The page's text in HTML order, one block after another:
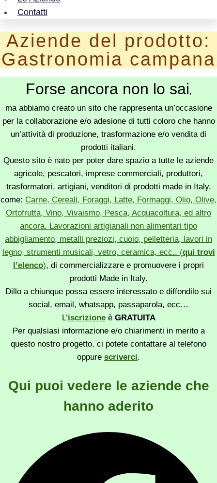
Contatti
Aziende del prodotto:
Gastronomia campana
Forse ancora non lo sai,
ma abbiamo creato un sito che rappresenta un’occasione
per la collaborazione e/o adesione di tutti coloro che hanno
un’attività di produzione, trasformazione e/o vendita di
prodotti italiani.
Questo sito è nato per poter dare spazio a tutte le aziende
agricole, pescatori, imprese commerciali, produttori,
trasformatori, artigiani, venditori di prodotti made in Italy,
come: Carne, Cereali, Foraggi, Latte, Formaggi, Olio, Olive,
Ortofrutta, Vino, Vivaismo, Pesca, Acquacoltura, ed altro
ancora. Lavorazioni artigianali non alimentari tipo
abbigliamento, metalli preziozi, cuoio, pelletteria, lavori in
legno, strumenti musicali, vetro, ceramica, ecc.. (qui trovi
l’elenco), di commercializzare e promuovere i propri
prodotti Made in Italy.
Dillo a chiunque possa essere interessato e diffondilo sui
social, email, whatsapp, passaparola, ecc…
L’iscrizioneè GRATUITA
Per qualsiasi informazione e/o chiarimenti in merito a
questo nostro progetto, ci potete contattare al telefono
oppure scriverci.
Qui puoi vedere le aziende che
hanno aderito